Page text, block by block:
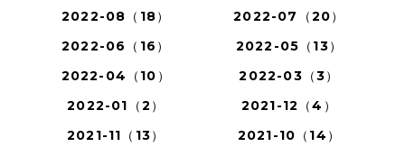
2022-08（18）
2022-07（20）
2022-06（16）
2022-05（13）
2022-04（10）
2022-03（3）
2022-01（2）
2021-12（4）
2021-11（13）
2021-10（14）